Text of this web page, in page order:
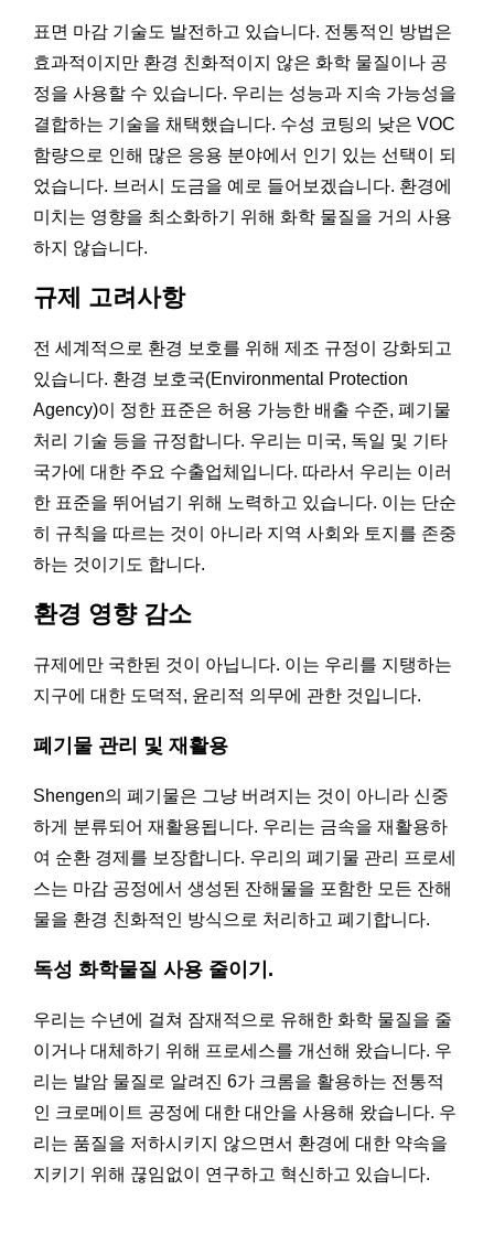
표면 마감 기술도 발전하고 있습니다. 전통적인 방법은
효과적이지만 환경 친화적이지 않은 화학 물질이나 공
정을 사용할 수 있습니다. 우리는 성능과 지속 가능성을
결합하는 기술을 채택했습니다. 수성 코팅의 낮은 VOC
함량으로 인해 많은 응용 분야에서 인기 있는 선택이 되
었습니다. 브러시 도금을 예로 들어보겠습니다. 환경에
미치는 영향을 최소화하기 위해 화학 물질을 거의 사용
하지 않습니다.
규제 고려사항
전 세계적으로 환경 보호를 위해 제조 규정이 강화되고
있습니다. 환경 보호국(Environmental Protection
Agency)이 정한 표준은 허용 가능한 배출 수준, 폐기물
처리 기술 등을 규정합니다. 우리는 미국, 독일 및 기타
국가에 대한 주요 수출업체입니다. 따라서 우리는 이러
한 표준을 뛰어넘기 위해 노력하고 있습니다. 이는 단순
히 규칙을 따르는 것이 아니라 지역 사회와 토지를 존중
하는 것이기도 합니다.
환경 영향 감소
규제에만 국한된 것이 아닙니다. 이는 우리를 지탱하는
지구에 대한 도덕적, 윤리적 의무에 관한 것입니다.
폐기물 관리 및 재활용
Shengen의 폐기물은 그냥 버려지는 것이 아니라 신중
하게 분류되어 재활용됩니다. 우리는 금속을 재활용하
여 순환 경제를 보장합니다. 우리의 폐기물 관리 프로세
스는 마감 공정에서 생성된 잔해물을 포함한 모든 잔해
물을 환경 친화적인 방식으로 처리하고 폐기합니다.
독성 화학물질 사용 줄이기 .
우리는 수년에 걸쳐 잠재적으로 유해한 화학 물질을 줄
이거나 대체하기 위해 프로세스를 개선해 왔습니다. 우
리는 발암 물질로 알려진 6가 크롬을 활용하는 전통적
인 크로메이트 공정에 대한 대안을 사용해 왔습니다. 우
리는 품질을 저하시키지 않으면서 환경에 대한 약속을
지키기 위해 끊임없이 연구하고 혁신하고 있습니다.